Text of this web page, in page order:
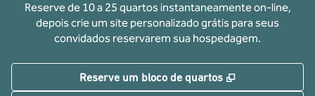
Reserve de 10 a 25 quartos instantaneamente on-line,
depois crie um site personalizado grátis para seus
convidados reservarem sua hospedagem.
Reserve um bloco de quartos ,